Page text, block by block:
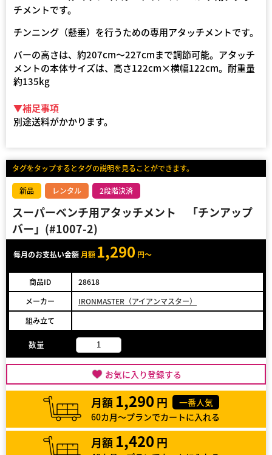
チメントです。
チンニング（懸垂）を行うための専用アタッチメントです。
バーの高さは、約207cm〜227cmまで調節可能。アタッチ
メントの本体サイズは、高さ122cm×横幅122cm。耐重量
約135kg
▼補足事項
別途送料がかかります。
タグをタップするとタグの説明を見ることができます。
新品 レンタル 2段階決済
スーパーベンチ用アタッチメント 「チンアップ
バー」(#1007-2)
毎月のお支払い金額 月額 1,290 円～
商品ID
28618
メーカー
IRONMASTER（アイアンマスター）
組み立て
数量
お気に入り登録する
月額 1,290 円
一番人気
60カ月～プランでカートに入れる
月額 1,420 円